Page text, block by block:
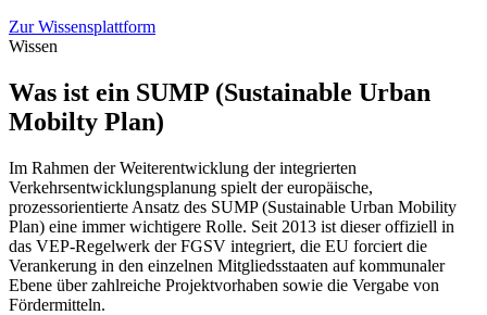
Zur Wissensplattform
Wissen
Was ist ein SUMP (Sustainable Urban
Mobilty Plan)
Im Rahmen der Weiterentwicklung der integrierten
Verkehrsentwicklungsplanung spielt der europäische,
prozessorientierte Ansatz des SUMP (Sustainable Urban Mobility
Plan) eine immer wichtigere Rolle. Seit 2013 ist dieser offiziell in
das VEP-Regelwerk der FGSV integriert, die EU forciert die
Verankerung in den einzelnen Mitgliedsstaaten auf kommunaler
Ebene über zahlreiche Projektvorhaben sowie die Vergabe von
Fördermitteln.